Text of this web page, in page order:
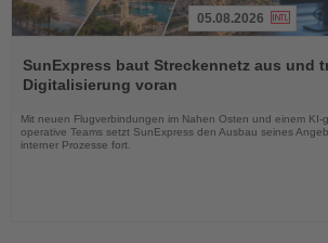
Sie
die
Nachrichten
05.08.2026
SunExpress baut Streckennetz aus und
Digitalisierung voran
Mit neuen Flugverbindungen im Nahen Osten und einem KI-
operative Teams setzt SunExpress den Ausbau seines
interner Prozesse fort.